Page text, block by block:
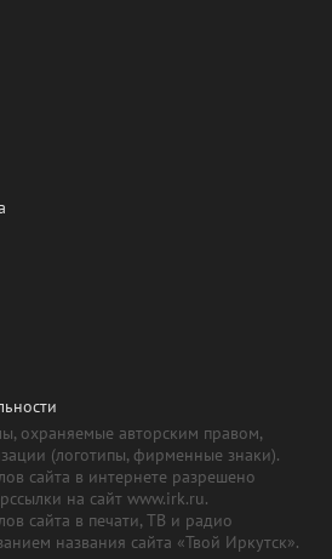
охраняемые авторским правом,
(логотипы, фирменные знаки).
сайта в интернете разрешено
на сайт www.irk.ru.
сайта в печати, ТВ и радио
названия сайта «Твой Иркутск».